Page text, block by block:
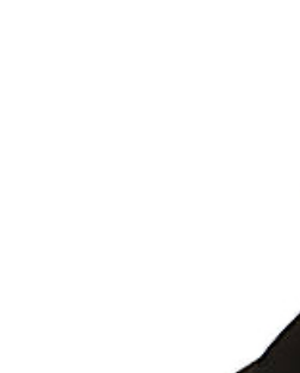
Zentrale
Anti-Doping